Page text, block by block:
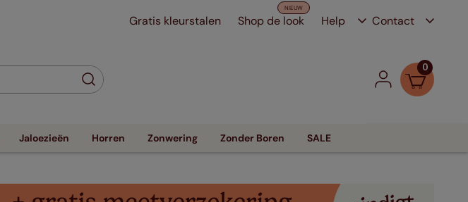
Gratis kleurstalen Shop de look Help Contact
0
Jaloezieën Horren Zonwering Zonder Boren SALE